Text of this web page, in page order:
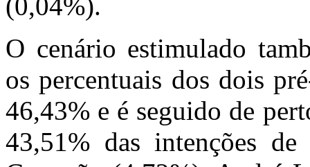
O cenário estimulado
os percentuais dos dois
46,43% e é seguido de
43,51% das intenções